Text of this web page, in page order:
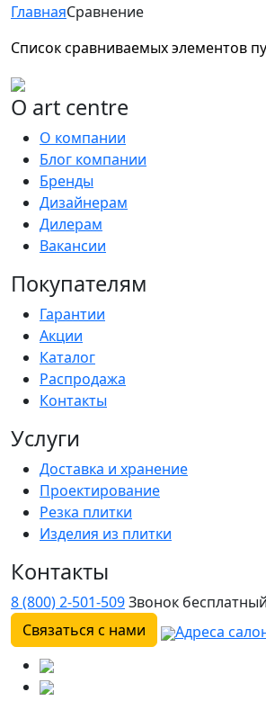
ГлавнаяСравнение
Список сравниваемых элементов
О art centre
О компании
Блог компании
Бренды
Дизайнерам
Дилерам
Вакансии
Покупателям
Гарантии
Акции
Каталог
Распродажа
Контакты
Услуги
Доставка и хранение
Проектирование
Резка плитки
Изделия из плитки
Контакты
8 (800) 2-501-509Звонок бесплатный
Связаться с нами
Адреса